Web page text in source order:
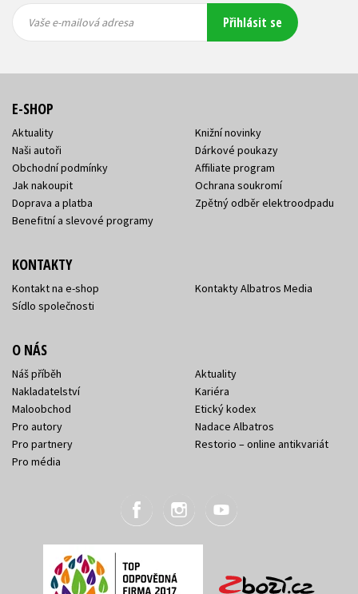
mailová
mailová
Vaše e-mailová adresa Přihlásit se
E-SHOP
Aktuality
Naši autoři
Obchodní podmínky
Jak nakoupit
Doprava a platba
Benefitní a slevové programy
Knižní novinky
Dárkové poukazy
Affiliate program
Ochrana soukromí
Zpětný odběr elektroodpadu
KONTAKTY
Kontakt na e-shop
Sídlo společnosti
Kontakty Albatros Media
O NÁS
Náš příběh
Nakladatelství
Maloobchod
Pro autory
Pro partnery
Pro média
Aktuality
Kariéra
Etický kodex
Nadace Albatros
Restorio – online antikvariát